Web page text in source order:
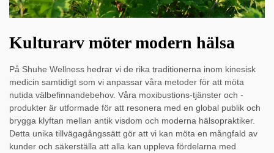
Kulturarv möter modern hälsa
På Shuhe Wellness hedrar vi de rika traditionerna inom kinesisk
medicin samtidigt som vi anpassar våra metoder för att möta
nutida välbefinnandebehov. Våra moxibustions-tjänster och -
produkter är utformade för att resonera med en global publik och
brygga klyftan mellan antik visdom och moderna hälsopraktiker.
Detta unika tillvägagångssätt gör att vi kan möta en mångfald av
kunder och säkerställa att alla kan uppleva fördelarna med